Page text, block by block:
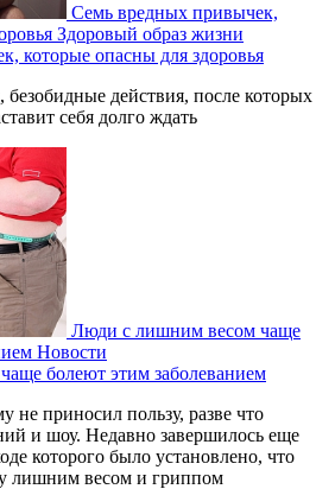
Семь вредных привычек,
Здоровый образ жизни
которые опасны для здоровья
безобидные действия, после которых
себя долго ждать
Люди с лишним весом чаще
Новости
болеют этим заболеванием
приносил пользу, разве что
и шоу. Недавно завершилось еще
которого было установлено, что
лишним весом и гриппом